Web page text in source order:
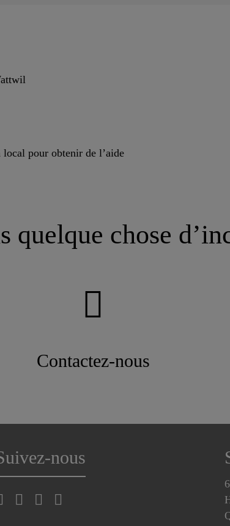
pour obtenir de l’aide
quelque chose
Contactez-nous
nous